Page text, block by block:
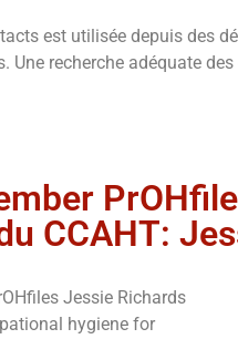
est utilisée depuis des
Une recherche adéquate
CCAHT:
Jessie Richards
hygiene for